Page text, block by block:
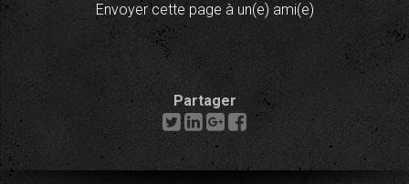
Envoyer cette page à un(e) ami(e)
Partager